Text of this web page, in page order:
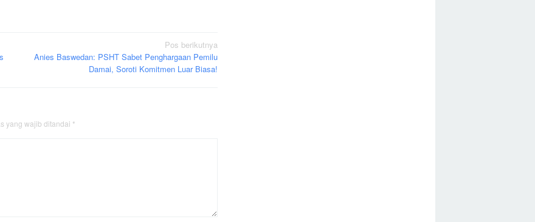
Pos berikutnya
Anies Baswedan: PSHT Sabet Penghargaan Pemilu
Damai, Soroti Komitmen Luar Biasa!
yang wajib ditandai *